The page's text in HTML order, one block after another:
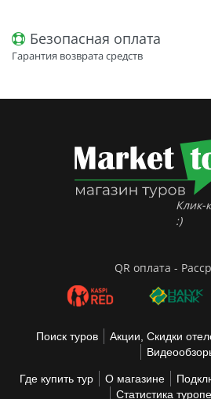
Безопасная оплата
Гарантия возврата средств
Клик-
:)
QR оплата -
Поиск туров Акции, Скидки
Где купить тур О магазине
Статистика